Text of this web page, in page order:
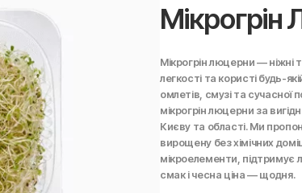
Мікрогрін
Мікрогрін люцерни —
легкості та користі будь-
омлетів, смузі та сучасної
мікрогрін люцерни за
Києву та області. Ми
вирощену без хімічних
мікроелементи, підтримує
смак і чесна ціна — щодня.